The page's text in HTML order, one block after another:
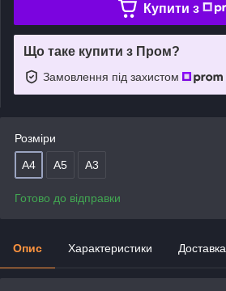
Купити з
Що таке купити з Пром?
Замовлення під захистом
Розміри
А4 А5 А3
Готово до відправки
Опис Характеристики Доставка